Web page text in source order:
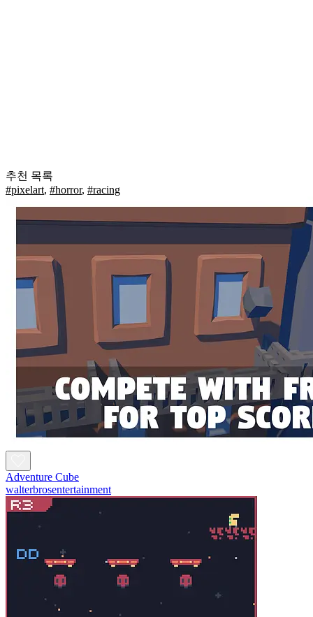
추천 목록
#pixelart, #horror, #racing
Adventure Cube
walterbrosentertainment